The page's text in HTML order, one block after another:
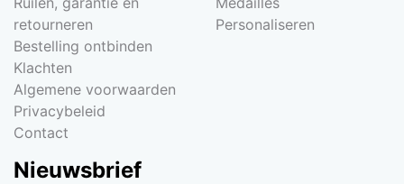
retourneren
Bestelling ontbinden
Klachten
Algemene voorwaarden
Privacybeleid
Contact
Personaliseren
Nieuwsbrief